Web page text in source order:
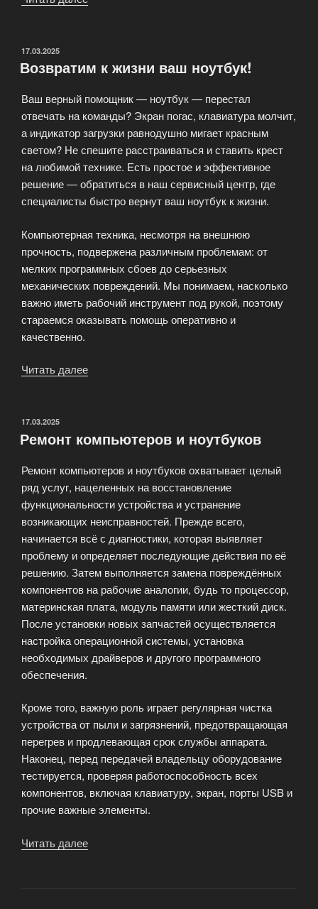
каждая
на
счету»
ОПУБЛИКОВАНО
17.03.2025
Возвратим к жизни ваш ноутбук!
Ваш верный помощник — ноутбук — перестал
отвечать на команды? Экран погас, клавиатура молчит,
а индикатор загрузки равнодушно мигает красным
светом? Не спешите расстраиваться и ставить крест
на любимой технике. Есть простое и эффективное
решение — обратиться в наш сервисный центр, где
специалисты быстро вернут ваш ноутбук к жизни.
Компьютерная техника, несмотря на внешнюю
прочность, подвержена различным проблемам: от
мелких программных сбоев до серьезных
механических повреждений. Мы понимаем, насколько
важно иметь рабочий инструмент под рукой, поэтому
стараемся оказывать помощь оперативно и
качественно.
Читать далее
ноутбук!»
ОПУБЛИКОВАНО
17.03.2025
Ремонт компьютеров и ноутбуков
Ремонт компьютеров и ноутбуков охватывает целый
ряд услуг, нацеленных на восстановление
функциональности устройства и устранение
возникающих неисправностей. Прежде всего,
начинается всё с диагностики, которая выявляет
проблему и определяет последующие действия по её
решению. Затем выполняется замена повреждённых
компонентов на рабочие аналогии, будь то процессор,
материнская плата, модуль памяти или жесткий диск.
После установки новых запчастей осуществляется
настройка операционной системы, установка
необходимых драйверов и другого программного
обеспечения.
Кроме того, важную роль играет регулярная чистка
устройства от пыли и загрязнений, предотвращающая
перегрев и продлевающая срок службы аппарата.
Наконец, перед передачей владельцу оборудование
тестируется, проверяя работоспособность всех
компонентов, включая клавиатуру, экран, порты USB и
прочие важные элементы.
Читать далее